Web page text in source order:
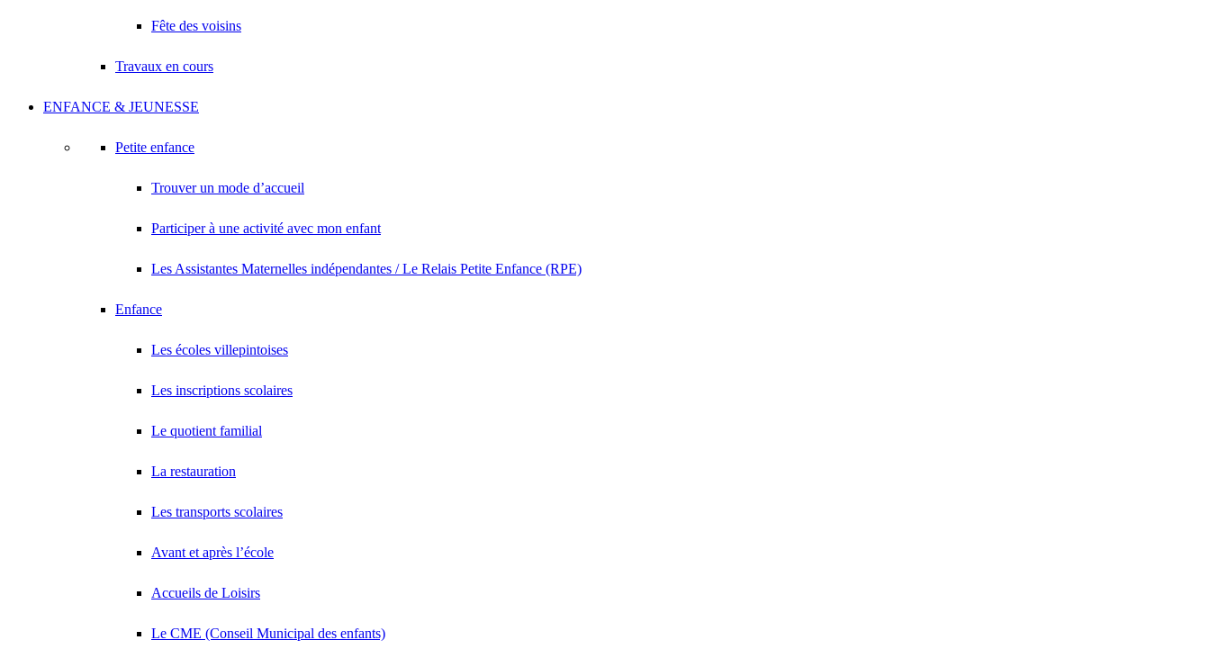
Fête des voisins
Travaux en cours
ENFANCE & JEUNESSE
Petite enfance
Trouver un mode d’accueil
Participer à une activité avec mon enfant
Les Assistantes Maternelles indépendantes / Le Relais Petite Enfance (RPE)
Enfance
Les écoles villepintoises
Les inscriptions scolaires
Le quotient familial
La restauration
Les transports scolaires
Avant et après l’école
Accueils de Loisirs
Le CME (Conseil Municipal des enfants)